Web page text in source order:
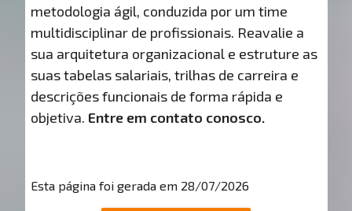
metodologia ágil, conduzida por um time
multidisciplinar de profissionais. Reavalie a
sua arquitetura organizacional e estruture as
suas tabelas salariais, trilhas de carreira e
descrições funcionais de forma rápida e
objetiva. Entre em contato conosco.
Esta página foi gerada em 28/07/2026